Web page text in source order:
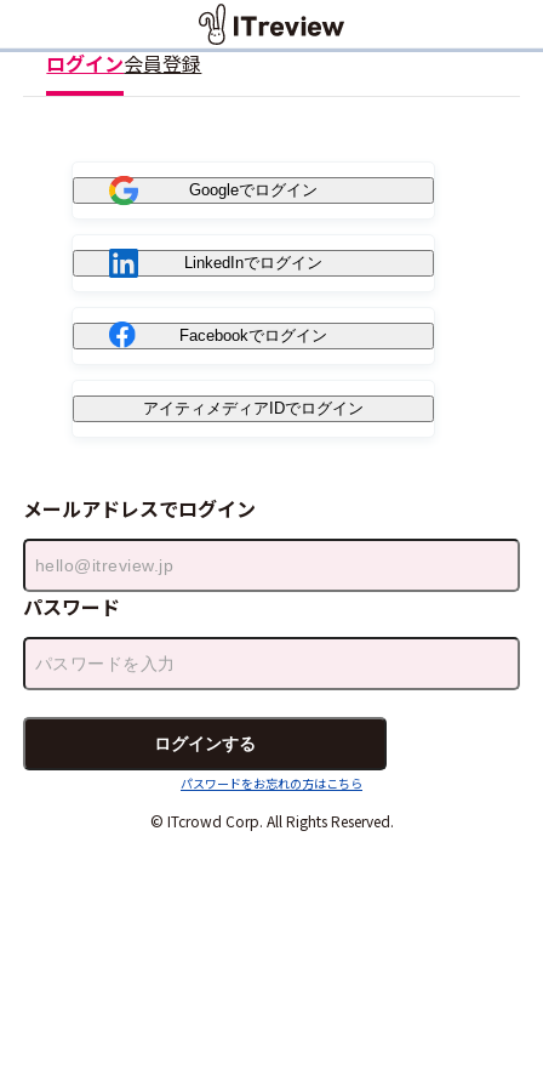
ログイン会員登録
Googleでログイン
LinkedInでログイン
Facebookでログイン
アイティメディアIDでログイン
メールアドレスでログイン
パスワード
パスワードをお忘れの方はこちら
© ITcrowd Corp. All Rights Reserved.